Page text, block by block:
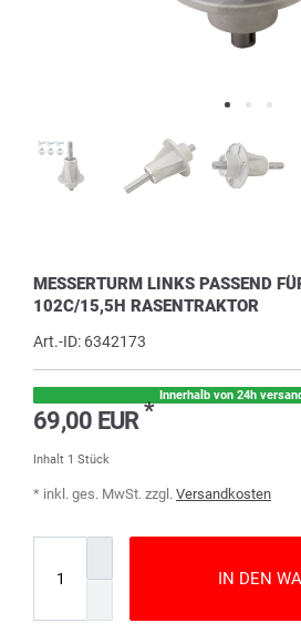
MESSERTURM LINKS PASSEND
102C/15,5H RASENTRAKTOR
Art.-ID: 6342173
Innerhalb von 24h
69,00 EUR*
Inhalt 1 Stück
* inkl. ges. MwSt. zzgl. Versandkosten
IN DEN